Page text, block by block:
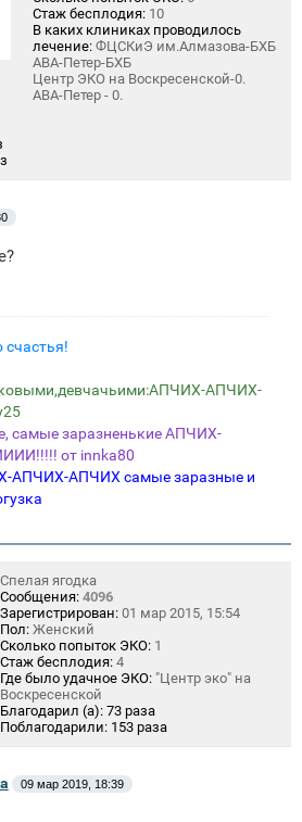
Стаж бесплодия: 10
В каких клиниках проводилось
лечение: ФЦСКиЭ им.Алмазова-БХБ
АВА-Петер-БХБ
Центр ЭКО на Воскресенской-0.
АВА-Петер - 0.
счастья!
АПЧИХ-
самые заразненькие АПЧИХ-
от innka80
АПЧИХ-АПЧИХ самые заразные и
Спелая ягодка
Сообщения: 4096
Зарегистрирован: 01 мар 2015, 15:54
Пол: Женский
Сколько попыток ЭКО: 1
Стаж бесплодия: 4
Где было удачное ЭКО: "Центр эко" на
Воскресенской
Благодарил (а): 73 раза
Поблагодарили: 153 раза
09 мар 2019, 18:39